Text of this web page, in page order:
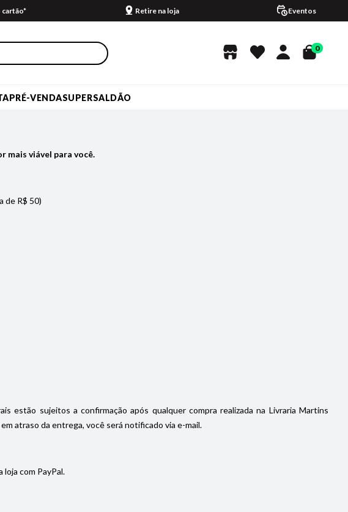
cartão* Retire na loja Eventos
0
PRÉ-VENDASUPERSALDÃO
mais viável para você.
de R$ 50)
estão sujeitos a confirmação após qualquer compra realizada na Livraria Martins
atraso da entrega, você será notificado via e-mail.
com PayPal.